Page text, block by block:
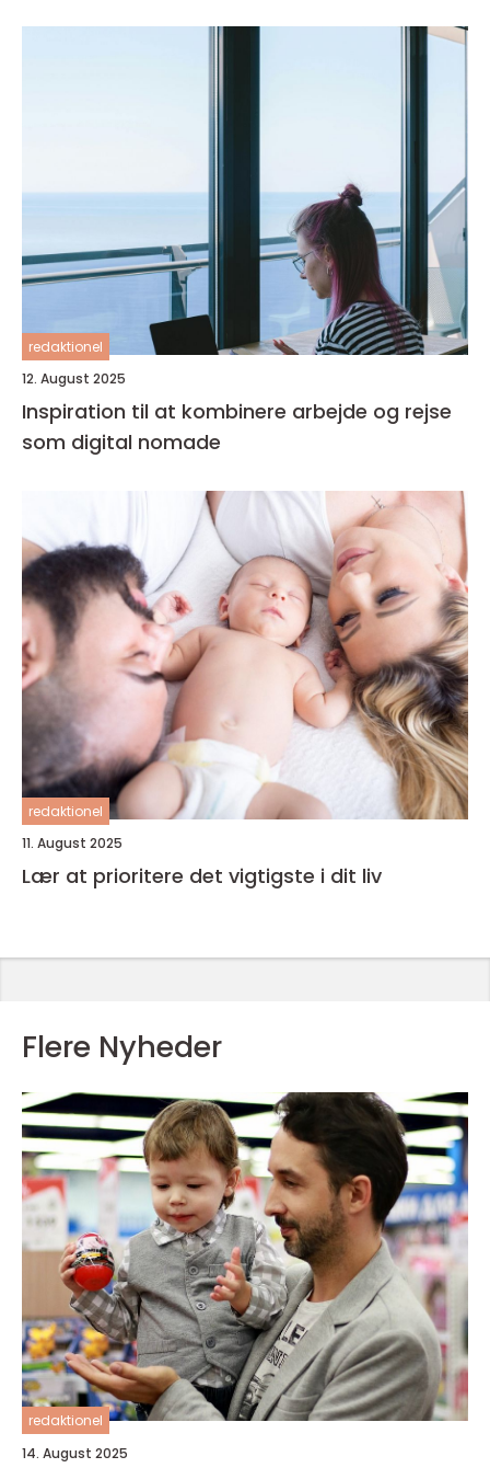
redaktionel
12. August 2025
Inspiration til at kombinere arbejde og rejse
som digital nomade
redaktionel
11. August 2025
Lær at prioritere det vigtigste i dit liv
Flere Nyheder
redaktionel
14. August 2025